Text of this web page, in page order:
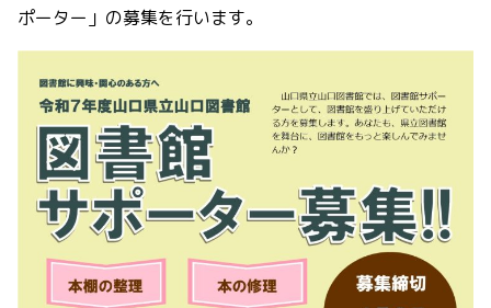
ポーター」の募集を行います。